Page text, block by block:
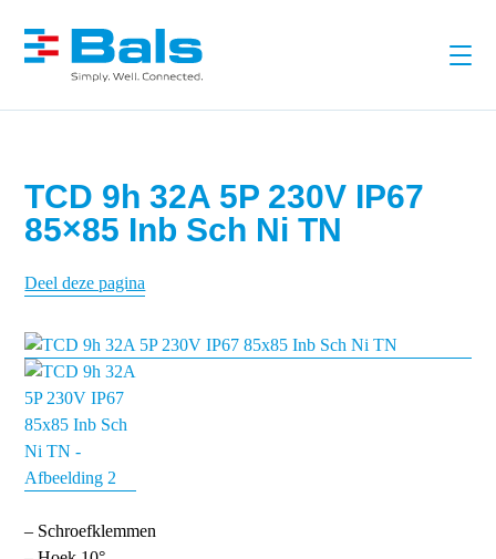
TCD 9h 32A 5P 230V IP67
85×85 Inb Sch Ni TN
Deel deze pagina
– Schroefklemmen